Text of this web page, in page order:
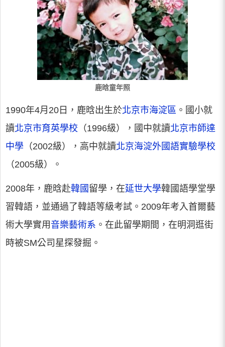
鹿晗童年照
1990年4月20日，鹿晗出生於北京市海淀區 。國小就
讀北京市育英學校 （1996級），國中就讀北京市師達
中學 （2002級），高中就讀北京海淀外國語實驗學校
（2005級）。
2008年，鹿晗赴韓國 留學，在延世大學韓國語學堂學
習韓語，並通過了韓語等級考試。2009年考入首爾藝
術大學實用 音樂藝術系 。在此留學期間，在明洞逛街
時被SM公司星探發掘。